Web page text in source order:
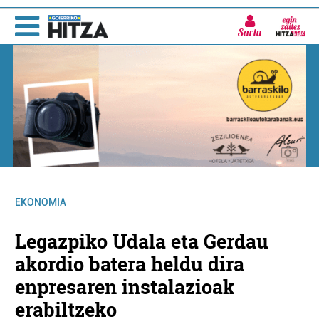
Sartu
EKONOMIA
Legazpiko Udala eta Gerdau
akordio batera heldu dira
enpresaren instalazioak
erabiltzeko